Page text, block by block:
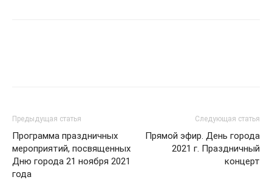
Предыдущая статья
Программа праздничных
мероприятий, посвященных
Дню города 21 ноября 2021
года
Следующая статья
Прямой эфир. День города
2021 г. Праздничный
концерт